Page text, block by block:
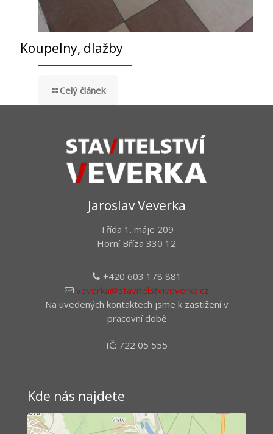
Koupelny, dlažby
Celý článek
Jaroslav Veverka
Třída 1. máje 209
Horní Bříza 330 12
+420 603 178 881
veverka@stavitelstviveverka.cz
Na uvedených kontaktech jsme k zastižení v
pracovní době
IČ: 722 05 555
Kde nás najdete